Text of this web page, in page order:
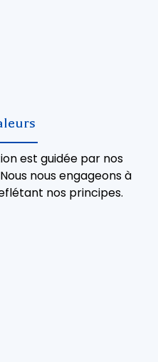
est guidée par nos
nous engageons à
nos principes.